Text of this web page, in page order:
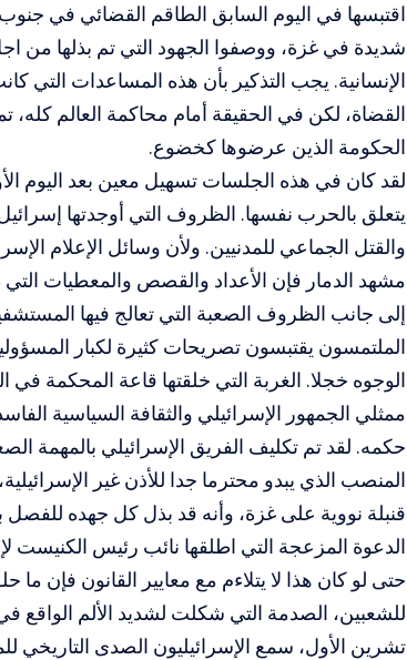
اقتبسها في اليوم السابق الطاقم القضائي في جنوب
شديدة في غزة، ووصفوا الجهود التي تم بذلها من
الإنسانية. يجب التذكير بأن هذه المساعدات التي
القضاة، لكن في الحقيقة أمام محاكمة العالم كله،
الحكومة الذين عرضوها كخضوع.
لقد كان في هذه الجلسات تسهيل معين بعد اليوم
يتعلق بالحرب نفسها. الظروف التي أوجدتها
والقتل الجماعي للمدنيين. ولأن وسائل الإعلام
مشهد الدمار فإن الأعداد والقصص والمعطيات
إلى جانب الظروف الصعبة التي تعالج فيها
الملتمسون يقتبسون تصريحات كثيرة لكبار
الوجوه خجلا. الغربة التي خلقتها قاعة المحكمة في
ممثلي الجمهور الإسرائيلي والثقافة السياسية
حكمه. لقد تم تكليف الفريق الإسرائيلي بالمهمة
المنصب الذي يبدو محترما جدا للأذن غير
قنبلة نووية على غزة، وأنه قد بذل كل جهده للفصل
الدعوة المزعجة التي اطلقها نائب رئيس الكنيست
حتى لو كان هذا لا يتلاءم مع معايير القانون فإن
تشرين الأول، سمع الإسرائيليون الصدى التاريخي